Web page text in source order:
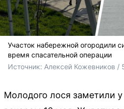
Участок набережной огородили
время спасательной операции
Источник: Алексей Кожевников /
Молодого лося заметили